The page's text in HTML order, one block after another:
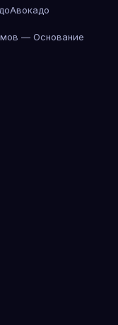
Авокадо
— Основание